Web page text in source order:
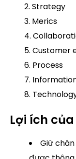
Strategy
Merics
Customer
Process
Lợi ích của
Giữ